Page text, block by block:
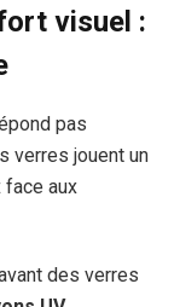
visuel :
pas
verres jouent un
face aux
des verres